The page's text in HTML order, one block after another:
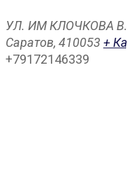
УЛ. ИМ КЛОЧКОВА
Саратов, 410053 +
+79172146339